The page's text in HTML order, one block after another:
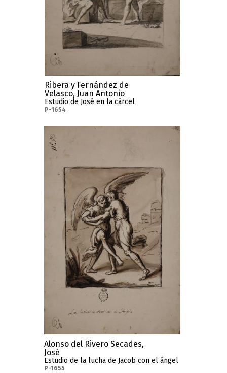
Ribera y Fernández de
Velasco, Juan Antonio
Estudio de José en la cárcel
P-1654
Alonso del Rivero Secades,
José
Estudio de la lucha de Jacob con el ángel
P-1655